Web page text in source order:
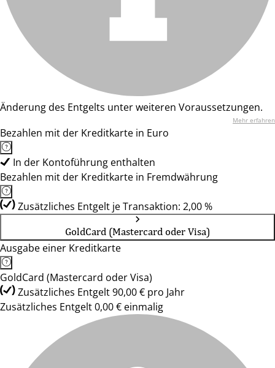
Änderung des Entgelts unter weiteren Voraussetzungen.
Mehr erfahren
Bezahlen mit der Kreditkarte in Euro
In der Kontoführung enthalten
Bezahlen mit der Kreditkarte in Fremdwährung
Zusätzliches Entgelt je Transaktion: 2,00 %
GoldCard (Mastercard oder Visa)
Ausgabe einer Kreditkarte
GoldCard (Mastercard oder Visa)
Zusätzliches Entgelt 90,00 € pro Jahr
Zusätzliches Entgelt 0,00 € einmalig